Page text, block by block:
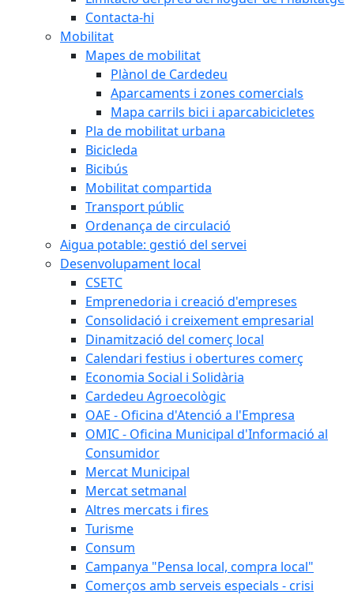
Contacta-hi
Mobilitat
Mapes de mobilitat
Plànol de Cardedeu
Aparcaments i zones comercials
Mapa carrils bici i aparcabicicletes
Pla de mobilitat urbana
Bicicleda
Bicibús
Mobilitat compartida
Transport públic
Ordenança de circulació
Aigua potable: gestió del servei
Desenvolupament local
CSETC
Emprenedoria i creació d'empreses
Consolidació i creixement empresarial
Dinamització del comerç local
Calendari festius i obertures comerç
Economia Social i Solidària
Cardedeu Agroecològic
OAE - Oficina d'Atenció a l'Empresa
OMIC - Oficina Municipal d'Informació al
Consumidor
Mercat Municipal
Mercat setmanal
Altres mercats i fires
Turisme
Consum
Campanya "Pensa local, compra local"
Comerços amb serveis especials - crisi